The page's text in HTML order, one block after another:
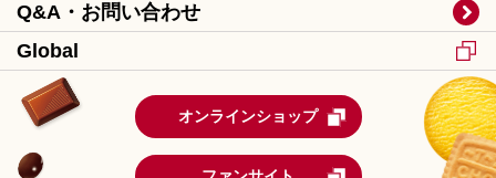
Q&A・お問い合わせ
Global
オンラインショップ